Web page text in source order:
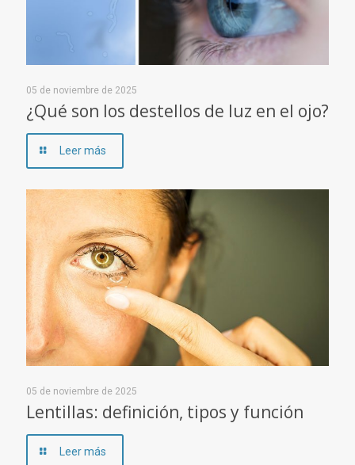
05 de noviembre de 2025
¿Qué son los destellos de luz en el ojo?
Leer más
05 de noviembre de 2025
Lentillas: definición, tipos y función
Leer más